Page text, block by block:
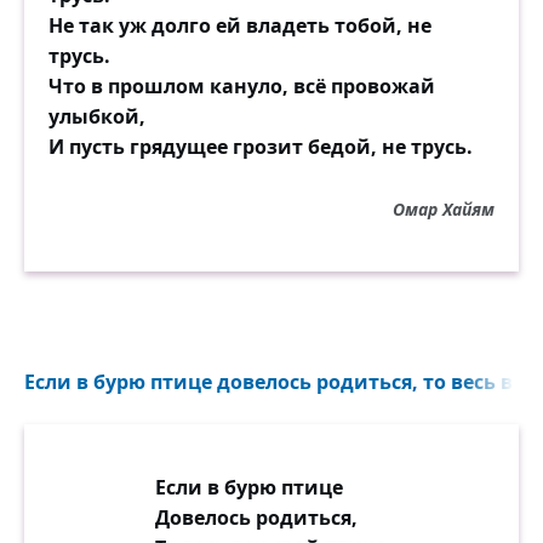
Чтоб, нравясь быть самыми лучшими,
первыми,
Чтоб как-то «подкрасить» характер свой,
Скупые на время становятся щедрыми,
Неверные — сразу ужасно верными.
Влюблённые словно на цыпочки встали
Ну сколько на цыпочках выдержать
Не так уж долго ей владеть тобой, не
трусь.
Что в прошлом кануло, всё провожай
улыбкой,
И пусть грядущее грозит бедой, не трусь.
Омар Хайям
Если в бурю птице довелось родиться, то весь
Если в бурю птице
Довелось родиться,